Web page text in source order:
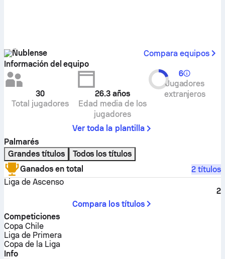
Ñublense
Compara equipos
Información del equipo
30
Total jugadores
26.3 años
Edad media de los
jugadores
6
Jugadores
extranjeros
Ver toda la plantilla
Palmarés
Grandes títulos
Todos los títulos
Ganados en total
2 títulos
Liga de Ascenso
2
Compara los títulos
Competiciones
Copa Chile
Liga de Primera
Copa de la Liga
Info